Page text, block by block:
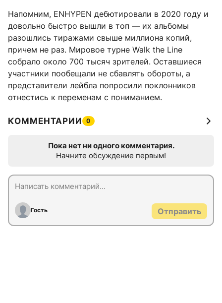
Напомним, ENHYPEN дебютировали в 2020 году и
довольно быстро вышли в топ — их альбомы
разошлись тиражами свыше миллиона копий,
причем не раз. Мировое турне Walk the Line
собрало около 700 тысяч зрителей. Оставшиеся
участники пообещали не сбавлять обороты, а
представители лейбла попросили поклонников
отнестись к переменам с пониманием.
КОММЕНТАРИИ 0
Пока нет ни одного комментария.
Начните обсуждение первым!
Гость Отправить